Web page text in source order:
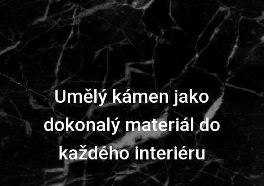
Umělý kámen jako
dokonalý materiál do
každého interiéru